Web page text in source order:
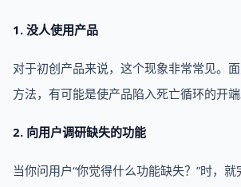
1. 没人使用产品
对于初创产品来说，这个现象非常常见。
方法，有可能是使产品陷入死亡循环的开端
2. 向用户调研缺失的功能
当你问用户“你觉得什么功能缺失？”时，